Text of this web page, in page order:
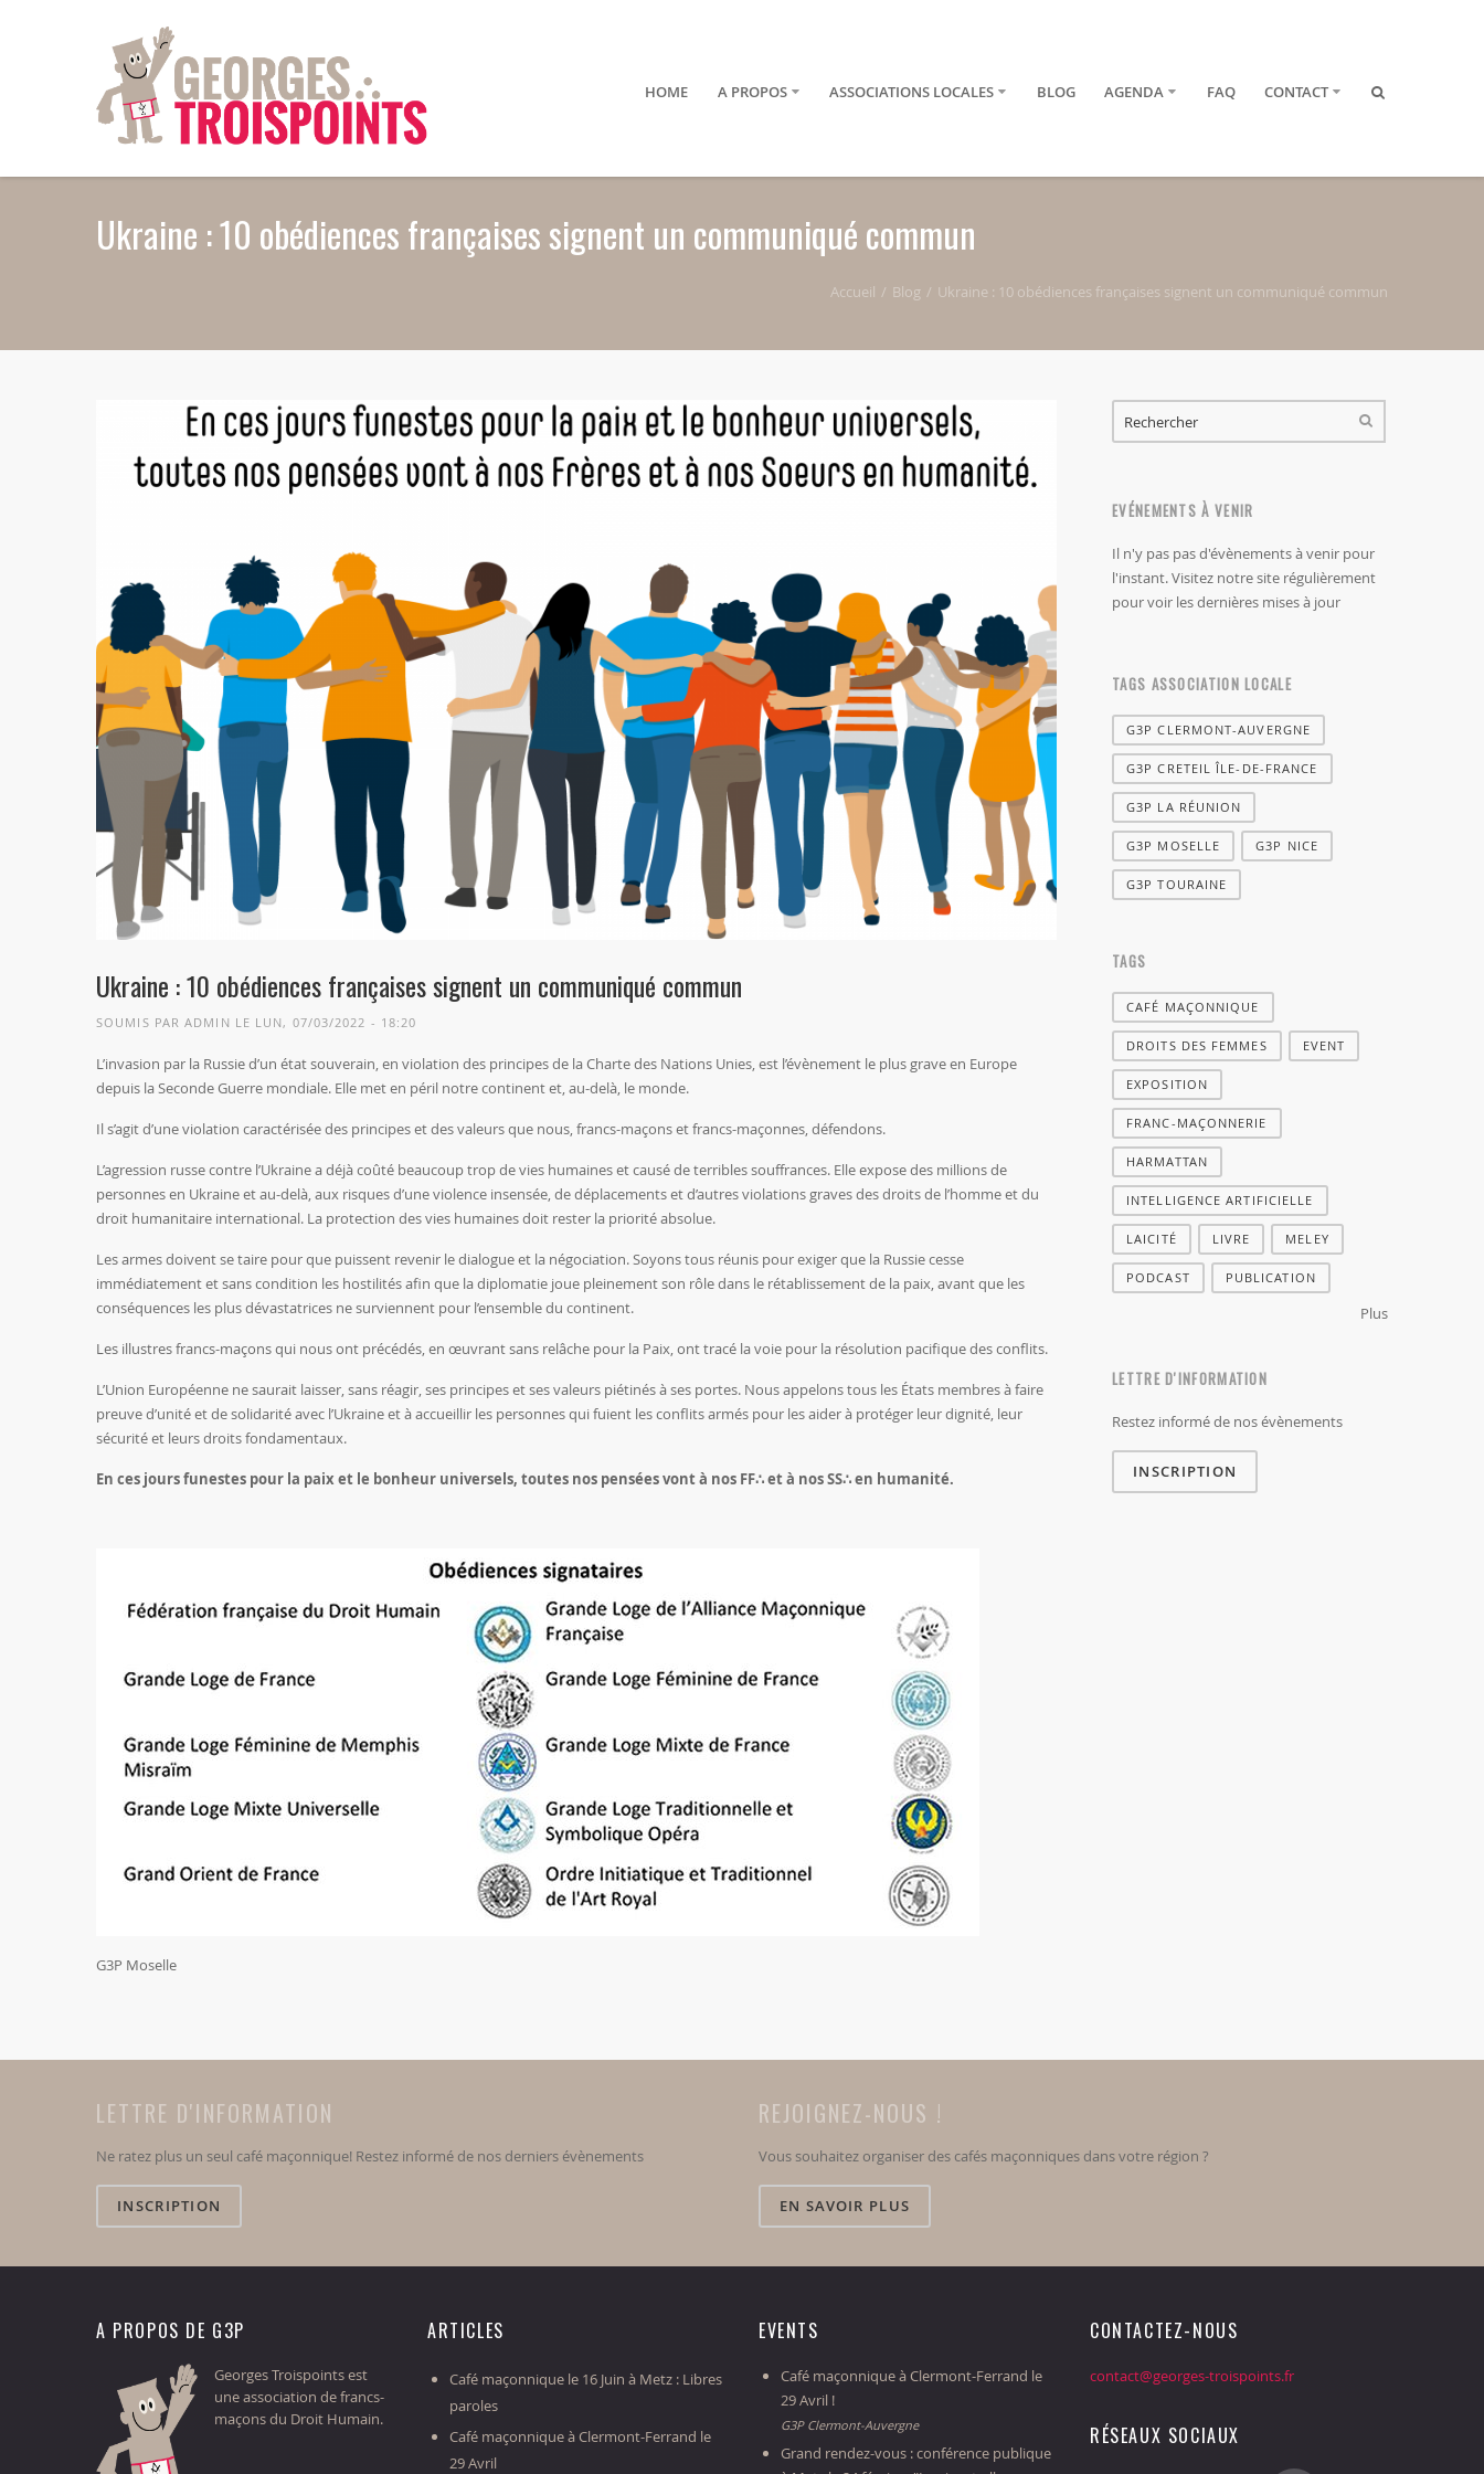
HOME A PROPOS ASSOCIATIONS LOCALES BLOG AGENDA FAQ CONTACT
Ukraine : 10 obédiences françaises signent un communiqué commun
Accueil Blog Ukraine : 10 obédiences françaises signent un communiqué commun
Ukraine : 10 obédiences françaises signent un communiqué commun
SOUMIS PARADMIN LE LUN, 07/03/2022 - 18:20
L’invasion par la Russie d’un état souverain, en violation des principes de la Charte des Nations Unies, est l’évènement le plus grave en Europe
depuis la Seconde Guerre mondiale. Elle met en péril notre continent et, au-delà, le monde.
Il s’agit d’une violation caractérisée des principes et des valeurs que nous, francs-maçons et francs-maçonnes, défendons.
L’agression russe contre l’Ukraine a déjà coûté beaucoup trop de vies humaines et causé de terribles souffrances. Elle expose des millions de
personnes en Ukraine et au-delà, aux risques d’une violence insensée, de déplacements et d’autres violations graves des droits de l’homme et du
droit humanitaire international. La protection des vies humaines doit rester la priorité absolue.
Les armes doivent se taire pour que puissent revenir le dialogue et la négociation. Soyons tous réunis pour exiger que la Russie cesse
immédiatement et sans condition les hostilités afin que la diplomatie joue pleinement son rôle dans le rétablissement de la paix, avant que les
conséquences les plus dévastatrices ne surviennent pour l’ensemble du continent.
Les illustres francs-maçons qui nous ont précédés, en œuvrant sans relâche pour la Paix, ont tracé la voie pour la résolution pacifique des conflits.
L’Union Européenne ne saurait laisser, sans réagir, ses principes et ses valeurs piétinés à ses portes. Nous appelons tous les États membres à faire
preuve d’unité et de solidarité avec l’Ukraine et à accueillir les personnes qui fuient les conflits armés pour les aider à protéger leur dignité, leur
sécurité et leurs droits fondamentaux.
En ces jours funestes pour la paix et le bonheur universels, toutes nos pensées vont à nos FF∴ et à nos SS∴ en humanité.
G3P Moselle
FORMULAIRE DE RECHERCHE
EVÉNEMENTS À VENIR
Il n'y pas pas d'évènements à venir pour
l'instant. Visitez notre site régulièrement
pour voir les dernières mises à jour
TAGS ASSOCIATION LOCALE
G3P CLERMONT-AUVERGNE
G3P CRETEIL ÎLE-DE-FRANCE
G3P LA RÉUNION
G3P MOSELLE G3P NICE
G3P TOURAINE
TAGS
CAFÉ MAÇONNIQUE
DROITS DES FEMMES EVENT
EXPOSITION
FRANC-MAÇONNERIE
HARMATTAN
INTELLIGENCE ARTIFICIELLE
LAICITÉ LIVRE MELEY
PODCAST PUBLICATION
Plus
LETTRE D'INFORMATION
Restez informé de nos évènements
INSCRIPTION
LETTRE D'INFORMATION
Ne ratez plus un seul café maçonnique! Restez informé de nos derniers évènements
INSCRIPTION
REJOIGNEZ-NOUS !
Vous souhaitez organiser des cafés maçonniques dans votre région ?
EN SAVOIR PLUS
A PROPOS DE G3P
Georges Troispoints est
une association de francs-
maçons du Droit Humain.
ARTICLES
Café maçonnique le 16 Juin à Metz : Libres
paroles
Café maçonnique à Clermont-Ferrand le
29 Avril
EVENTS
Café maçonnique à Clermont-Ferrand le
29 Avril !
G3P Clermont-Auvergne
Grand rendez-vous : conférence publique
CONTACTEZ-NOUS
contact@georges-troispoints.fr
RÉSEAUX SOCIAUX